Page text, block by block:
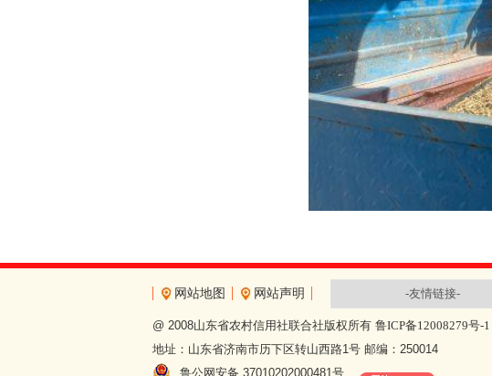
网站地图 网站声明
@ 2008山东省农村信用社联合社版权所有 鲁ICP备12008279号-1
地址：山东省济南市历下区转山西路1号 邮编：250014
鲁公网安备 37010202000481号